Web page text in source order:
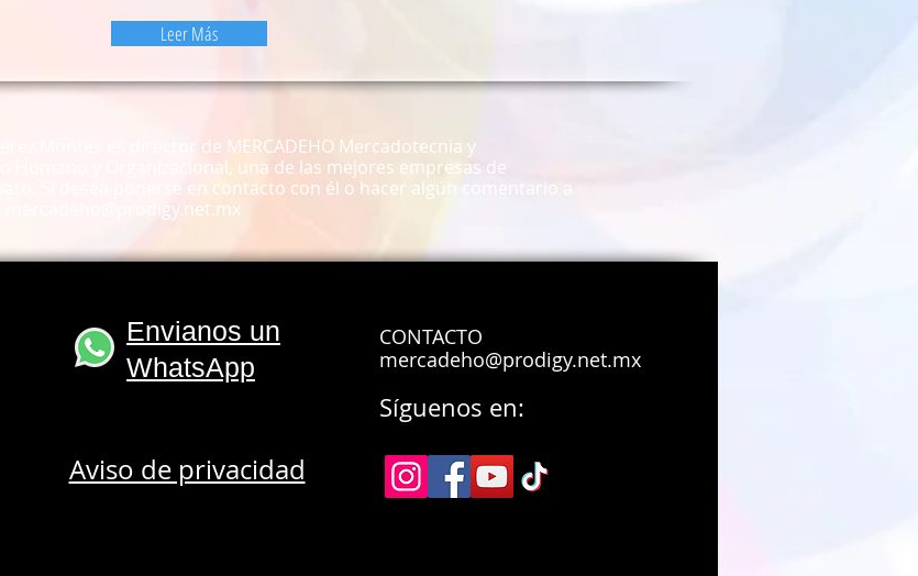
Leer Más
Montes es director de MERCADEHO Mercadotecnia y
Humano y Organizacional, una de las mejores empresas de
Si desea ponerse en contacto con él o hacer algún comentario a
mercadeho@prodigy.net.mx
Envianos un
WhatsApp
CONTACTO
mercadeho@prodigy.net.mx
Síguenos en:
leon, cursos de
cursos de capacitacion en
de capacitacion en gto,
crecer mi negocio,
clientes, como vender
conferencias, charlas,
estatal de capacitacion,
Aviso de privacidad